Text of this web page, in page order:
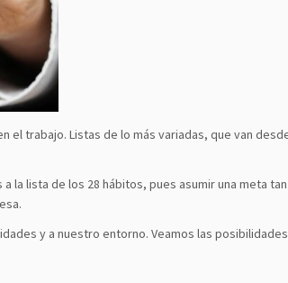
trabajo. Listas de lo más variadas, que van
la lista de los 28 hábitos, pues asumir una meta
y a nuestro entorno. Veamos las